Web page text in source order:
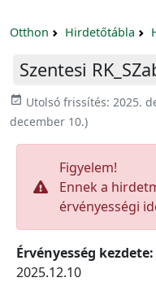
Otthon Hirdetőtábla
Szentesi
event_available Utolsó frissítés: 2025.
december 10.)
Figyelem!
Ennek a
érvényességi
Érvényesség kezdete:
2025.12.10